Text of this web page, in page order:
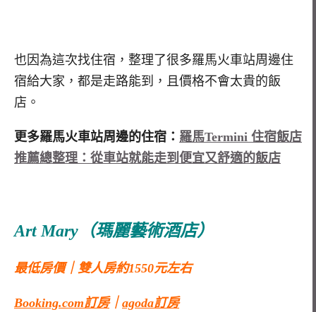
也因為這次找住宿，整理了很多羅馬火車站周邊住
宿給大家，都是走路能到，且價格不會太貴的飯
店。
更多羅馬火車站周邊的住宿： 羅馬Termini 住宿飯店
推薦總整理：從車站就能走到便宜又舒適的飯店
Art Mary（瑪麗藝術酒店）
最低房價｜雙人房約1550元左右
Booking.com訂房｜ agoda訂房